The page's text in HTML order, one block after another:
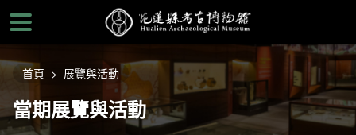
到
主
要
區
首頁 展覽與活動
當期展覽與活動